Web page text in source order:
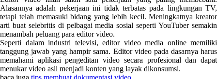
Alasannya adalah pekerjaan ini tidak terbatas pada lingkungan TV,
tetapi telah memasuki bidang yang lebih kecil. Meningkatnya kreator
arti buat selebritis di pelbagai media sosial seperti YouTuber semakin
menambah peluang para editor video.
Seperti dalam industri televisi, editor video media online memiliki
tanggung jawab yang hampir sama. Editor video pada dasarnya harus
memahami aplikasi pengeditan video secara profesional dan dapat
menukar video asli menjadi konten yang layak dikonsumsi.
baca juga tips membuat dokumentasi video